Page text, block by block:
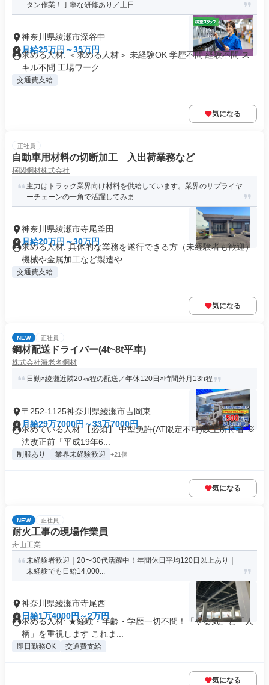
タン作業！丁寧な研修あり／土日...
神奈川県綾瀬市深谷中
月給25万円～35万円
求める人材: ＜求める人材＞ 未経験OK 学歴不問 経験不問 ス
キル不問 工場ワーク...
交通費支給
気になる
正社員
自動車用材料の切断加工 入出荷業務など
横関鋼材株式会社
主力はトラック業界向け材料を供給しています。業界のサプライヤ
ーチェーンの一角で活躍してみま...
神奈川県綾瀬市寺尾釜田
月給20万円～30万円
求める人材: 具体的な業務を遂行できる方（未経験者も歓迎）
機械や金属加工など製造や...
交通費支給
気になる
NEW 正社員
鋼材配送ドライバー(4t~8t平車)
株式会社海老名鋼材
日勤×綾瀬近隣20㎞程の配送／年休120日×時間外月13h程
〒252-1125神奈川県綾瀬市吉岡東
月給29万7000円～33万7000円
求めている人材 【必須】 中型免許(AT限定不可)以上所持者 ※
法改正前「平成19年6...
制服あり 業界未経験歓迎 +21個
気になる
NEW 正社員
耐火工事の現場作業員
舟山工業
未経験者歓迎｜20〜30代活躍中！年間休日平均120日以上あり｜
未経験でも日給14,000...
神奈川県綾瀬市寺尾西
日給1万4000円～2万円
求める人材: ★経験・年齢・学歴一切不問！「やる気」と「人
柄」を重視します これま...
即日勤務OK 交通費支給
気になる